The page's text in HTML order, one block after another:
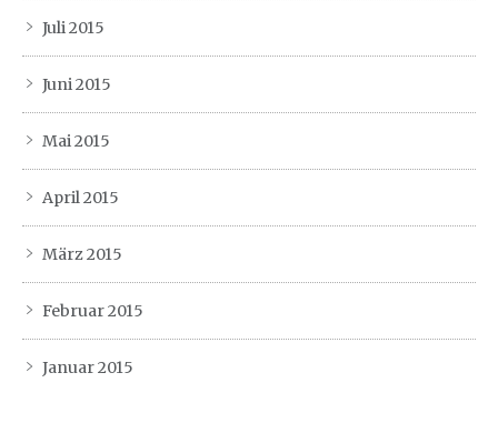
Juli 2015
Juni 2015
Mai 2015
April 2015
März 2015
Februar 2015
Januar 2015